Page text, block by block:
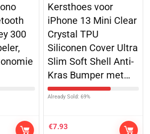
300
Kersthoes voor
iPhone 13 Mini Clear
Crystal TPU
Siliconen Cover Ultra
Slim Soft Shell Anti-
Kras Bumper met…
Already Sold: 69%
€7.93